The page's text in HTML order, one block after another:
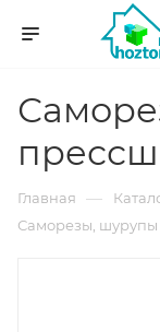
Главная —
Саморезы, шурупы